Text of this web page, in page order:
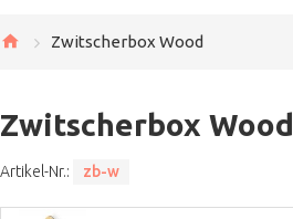
Zwitscherbox Wood
Zwitscherbox Wood
Artikel-Nr.: zb-w